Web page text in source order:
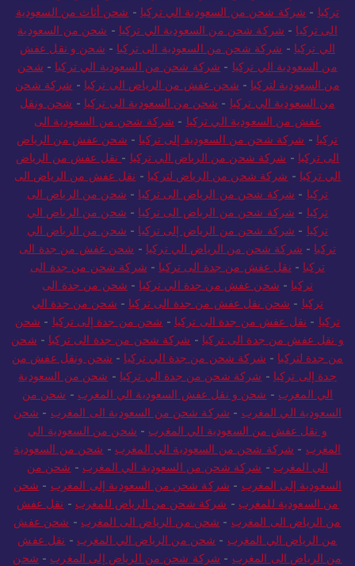
عمان - شركة شحن من السعودية الي تركيا - شحن عفش من جدة الى
تركيا-شركة شحن من السعودية الي تركيا-شحن أثاث من السعودية
الى تركيا- شركة شحن من السعودية الي تركيا- شحن من السعودية
الي تركيا-شركة شحن من السعودية الى تركيا-شحن و نقل عفش
من السعودية الي تركيا-شركة شحن من السعودية الي تركيا- شحن
من السعودية لتركيا-شحن عفش من الرياض الى تركيا - شركة شحن
من السعودية الي تركيا -شحن من السعودية الى تركيا-شحن ونقل
عفش من السعودية الي تركيا-شركة شحن من السعودية الى
تركيا-شركة شحن من السعودية إلى تركيا- شحن عفش من الرياض
الى تركيا -شركة شحن من الرياض الي تركيا-
نقل عفش من الرياض
الي تركيا-شركة شحن من الرياض لتركيا- نقل عفش من الرياض الى
تركيا - شركة شحن من الرياض الى تركيا - شحن من الرياض الى
تركيا - شركة شحن من الرياض الى تركيا - شحن من الرياض الي
تركيا -شركة شحن من الرياض إلى تركيا -شحن من الرياض الي
تركيا- شركة شحن من الرياض الي تركيا- شحن عفش من جدة الى
تركيا- نقل عفش من جدة الى تركيا-شركة شحن من جدة الى
تركيا -شحن عفش من جدة الي تركيا- شحن من جدة الى
تركيا- شحن نقل عفش من جدة الى تركيا - شحن من جدة الي
تركيا
-نقل عفش من جدة الى تركيا- شحن من جدة إلى تركيا- شحن
و نقل عفش من جدة الى تركيا- شركة شحن من جدة الى تركيا-شحن
من جدة لتركيا- شركة شحن من جدة الي تركيا- شحن ونقل عفش من
جدة إلى تركيا-شركة شحن من جدة الي تركيا -شحن من السعودية
الي المغرب
-شحن و نقل عفش السعودية الي المغرب-شحن من
السعودية الي المغرب-شركة شحن من السعودية الى المغرب-شحن
و نقل عفش من السعودية الي المغرب-شحن من السعودية الي
المغرب-شركة شحن من السعودية الي المغرب-شحن من السعودية
الي المغرب-شركة شحن من السعودية الي المغرب-شحن من
السعودية إلى المغرب - شركة شحن من السعودية إلى المغرب -شحن
من السعودية للمغرب - شركة شحن من الرياض للمغرب-نقل عفش
من الرياض الى المغرب -شحن من الرياض الى المغرب - شحن عفش
من الرياض الي المغرب-شحن من الرياض الي المغرب- نقل عفش